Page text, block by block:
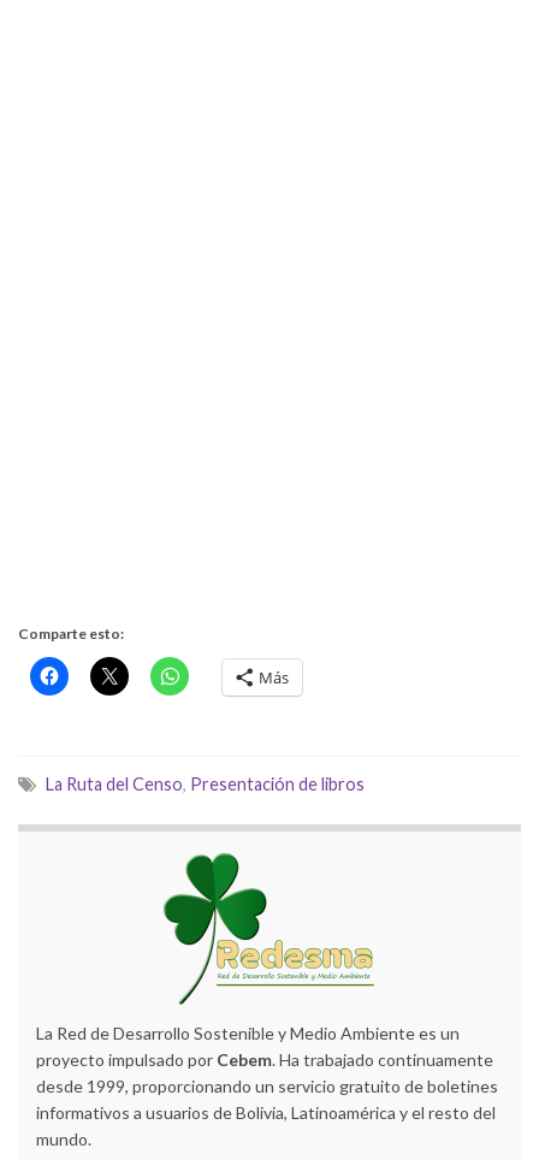
Comparte esto:
Más
La Ruta del Censo, Presentación de libros
La Red de Desarrollo Sostenible y Medio Ambiente es un
proyecto impulsado por Cebem. Ha trabajado continuamente
desde 1999, proporcionando un servicio gratuito de boletines
informativos a usuarios de Bolivia, Latinoamérica y el resto del
mundo.